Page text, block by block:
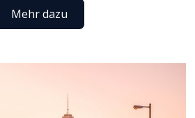
Mehr dazu